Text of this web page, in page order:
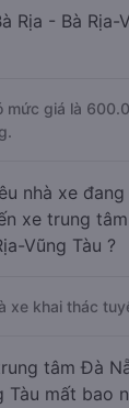
Rịa - Bà Rịa-
mức giá là
nhà xe đang
xe trung
Vũng Tàu ?
xe khai thác
tâm Đà
Tàu mất bao